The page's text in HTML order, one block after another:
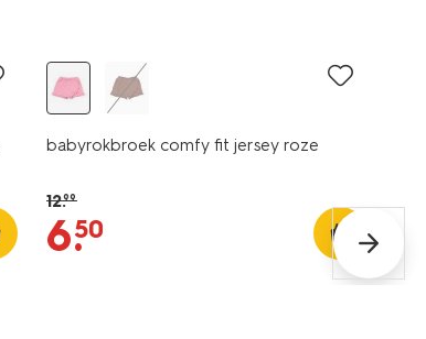
babyrokbroek comfy fit jersey roze
12.99
6.
50